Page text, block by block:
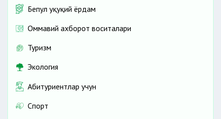
Бепул ҳуқуқий ёрдам
Оммавий ахборот воситалари
Туризм
Экология
Абитуриентлар учун
Спорт